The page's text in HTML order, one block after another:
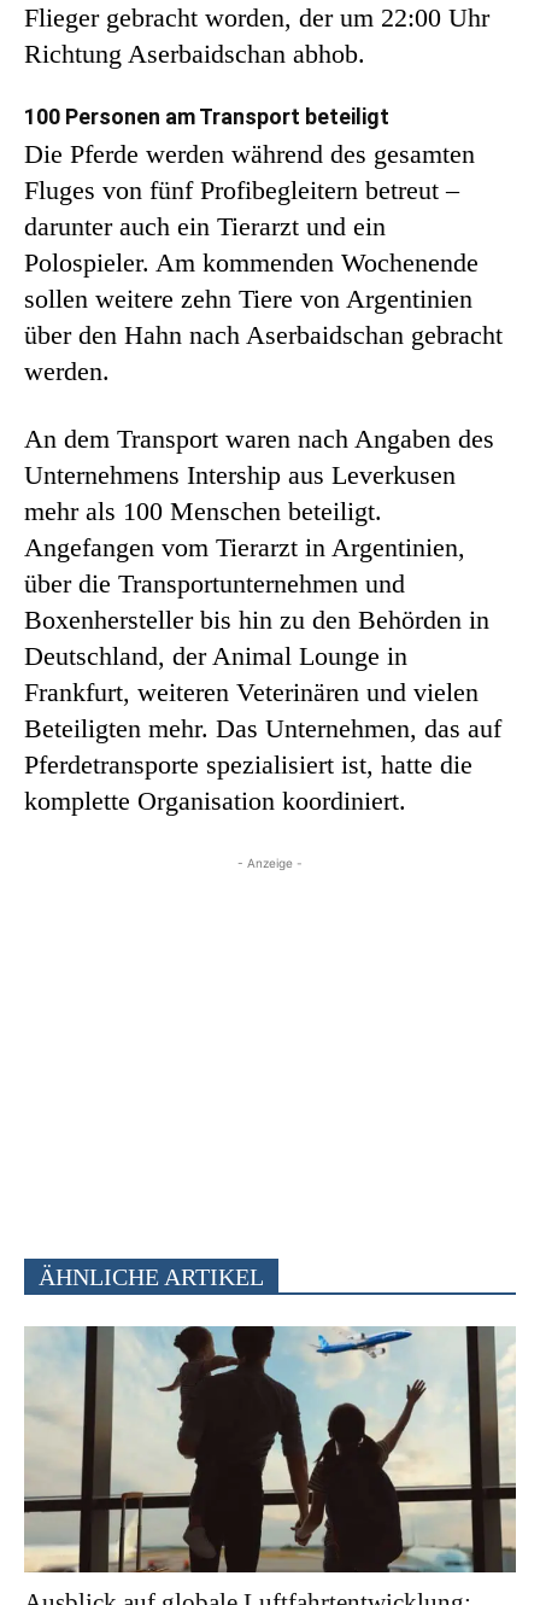
Flieger gebracht worden, der um 22:00 Uhr
Richtung Aserbaidschan abhob.
100 Personen am Transport beteiligt
Die Pferde werden während des gesamten
Fluges von fünf Profibegleitern betreut –
darunter auch ein Tierarzt und ein
Polospieler. Am kommenden Wochenende
sollen weitere zehn Tiere von Argentinien
über den Hahn nach Aserbaidschan gebracht
werden.
An dem Transport waren nach Angaben des
Unternehmens Intership aus Leverkusen
mehr als 100 Menschen beteiligt.
Angefangen vom Tierarzt in Argentinien,
über die Transportunternehmen und
Boxenhersteller bis hin zu den Behörden in
Deutschland, der Animal Lounge in
Frankfurt, weiteren Veterinären und vielen
Beteiligten mehr. Das Unternehmen, das auf
Pferdetransporte spezialisiert ist, hatte die
komplette Organisation koordiniert.
- Anzeige -
ÄHNLICHE ARTIKEL